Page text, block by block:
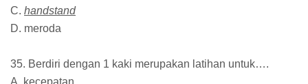
C. handstand
D. meroda
35. Berdiri dengan 1 kaki merupakan latihan untuk….